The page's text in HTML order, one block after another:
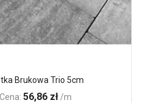
Brukowa Trio 5cm
Cena: 56,86 zł /m